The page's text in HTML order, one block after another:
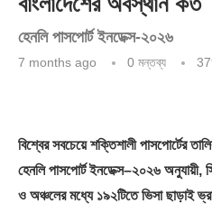
হেনলি পাসপোর্ট ইনডেক্স-২০২৬
7 months ago 0 মন্তব্য
বিশ্বের সবচেয়ে শক্তিশালী পাসপোর্টের
হেনলি পাসপোর্ট ইনডেক্স–২০২৬ অনুযায়ী,
ও অঞ্চলের মধ্যে ১৯২টিতে ভিসা ছাড়াই